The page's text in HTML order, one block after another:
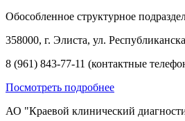
Обособленное структурное
358000, г. Элиста, ул.
8 (961) 843-77-11 (контактные
Посмотреть подробнее
АО "Краевой клинический